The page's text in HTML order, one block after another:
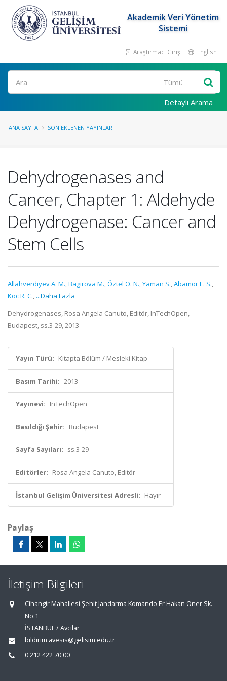
Akademik Veri Yönetim
Sistemi
Araştırmacı Girişi English
Ara
Detaylı Arama
ANA SAYFA SON EKLENEN YAYINLAR
Dehydrogenases and
Cancer, Chapter 1: Aldehyde
Dehydrogenase: Cancer and
Stem Cells
Allahverdiyev A. M.,Bagirova M.,Öztel O. N.,Yaman S.,Abamor E. S.,
Koc R. C., ...Daha Fazla
Dehydrogenases, Rosa Angela Canuto, Editör, InTechOpen,
Budapest, ss.3-29, 2013
Yayın Türü: Kitapta Bölüm / Mesleki Kitap
Basım Tarihi: 2013
Yayınevi: InTechOpen
Basıldığı Şehir: Budapest
Sayfa Sayıları: ss.3-29
Editörler: Rosa Angela Canuto, Editör
İstanbul Gelişim Üniversitesi Adresli: Hayır
Paylaş
İletişim Bilgileri
Cihangir Mahallesi Şehit Jandarma Komando Er Hakan Öner Sk.
No:1
İSTANBUL / Avcılar
bildirim.avesis@gelisim.edu.tr
0 212 422 70 00